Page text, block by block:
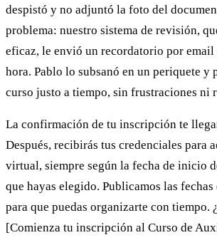
despistó y no adjuntó la foto del
problema: nuestro sistema de revisión,
eficaz, le envió un recordatorio por email
hora. Pablo lo subsanó en un periquete y
curso justo a tiempo, sin frustraciones ni
La confirmación de tu inscripción te
Después, recibirás tus credenciales para
virtual, siempre según la fecha de inicio
que hayas elegido. Publicamos las
para que puedas organizarte con tiempo.
[Comienza tu inscripción al Curso de